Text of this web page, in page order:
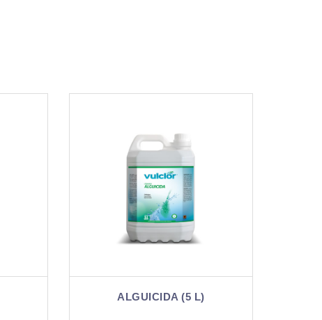
ALGUICIDA (5 L)